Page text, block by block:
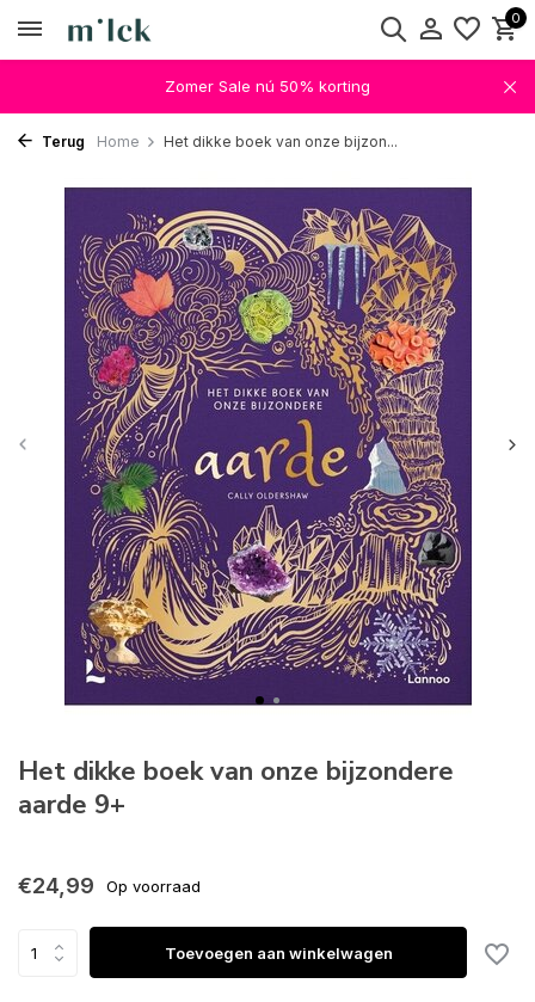
0
Zomer Sale nú 50% korting
Terug Home Het dikke boek van onze bijzon...
Het dikke boek van onze bijzondere
aarde 9+
€24,99 Op voorraad
Toevoegen aan winkelwagen